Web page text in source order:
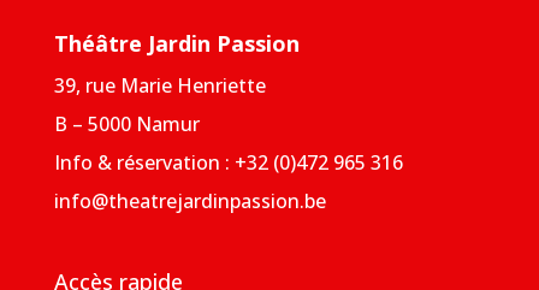
Théâtre Jardin Passion
39, rue Marie Henriette
B – 5000 Namur
Info & réservation : +32 (0)472 965 316
info@theatrejardinpassion.be
Accès rapide